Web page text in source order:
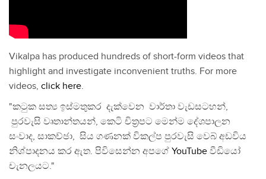
Vikalpa has produced hundreds of short-form videos that
highlight and investigate inconvenient truths. For more
videos, click here.
"කටුක සත්‍ය ඉස්මතුකර දැක්වෙන වාර්තා වැඩසටහන්,
පුරවැසි වෘතාන්තයන්, කෙටි චිත්‍රපට මෙන්ම දේශපාලන
සංවාද, සාකච්ඡා, සිය ගණනක් විකල්ප පුරවැසි වෙබ් අඩවිය
නිශ්පාදනය කර ඇත. පිවිසෙන්න අපගේ YouTube වීඩියෝ
චැනලයට."